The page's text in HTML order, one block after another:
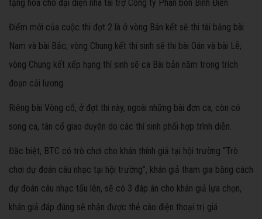
tặng hoa cho đại diện nhà tài trợ Công ty Phân bón Bình Điền
Điểm mới của cuộc thi đợt 2 là ở vòng Bán kết sẽ thi tài bằng bài
Nam và bài Bắc; vòng Chung kết thí sinh sẽ thi bài Oán và bài Lễ;
vòng Chung kết xếp hạng thí sinh sẽ ca Bài bản năm trong trích
đoạn cải lương.
Riêng bài Vòng cổ, ở đợt thi này, ngoài những bài đơn ca, còn có
song ca, tân cổ giao duyên do các thí sinh phối hợp trình diễn.
Đặc biệt, BTC có trò chơi cho khán thính giả tại hội trường “Trò
chơi dự đoán câu nhạc tại hội trường”, khán giả tham gia bằng cách
dự đoán câu nhạc tấu lên, sẽ có 3 đáp án cho khán giả lựa chọn,
khán giả đáp đúng sẽ nhận được thẻ cào điện thoại trị giá